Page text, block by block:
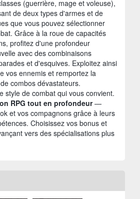
(guerrière, mage et voleuse),
de deux types d'armes et de
que vous pouvez sélectionner
Grâce à la roue de capacités
profitez d'une profondeur
avec des combinaisons
et d'esquives. Exploitez ainsi
vos ennemis et remportez la
combos dévastateurs.
style de combat qui vous convient.
RPG tout en profondeur—
et vos compagnons grâce à leurs
Choisissez vos bonus et
vers des spécialisations plus